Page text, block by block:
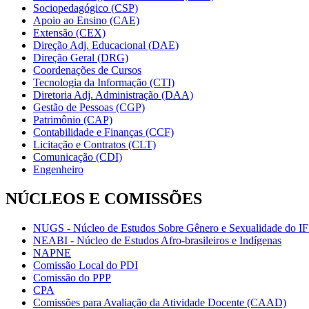
Sociopedagógico (CSP)
Apoio ao Ensino (CAE)
Extensão (CEX)
Direção Adj. Educacional (DAE)
Direção Geral (DRG)
Coordenações de Cursos
Tecnologia da Informação (CTI)
Diretoria Adj. Administração (DAA)
Gestão de Pessoas (CGP)
Patrimônio (CAP)
Contabilidade e Finanças (CCF)
Licitação e Contratos (CLT)
Comunicação (CDI)
Engenheiro
NÚCLEOS E COMISSÕES
NUGS - Núcleo de Estudos Sobre Gênero e Sexualidade do
NEABI - Núcleo de Estudos Afro-brasileiros e Indígenas
NAPNE
Comissão Local do PDI
Comissão do PPP
CPA
Comissões para Avaliação da Atividade Docente (CAAD)